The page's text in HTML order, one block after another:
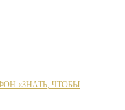
«ЗНАТЬ, ЧТОБЫ